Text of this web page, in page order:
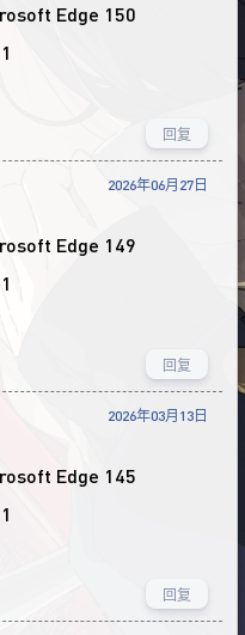
Edge 150
回复
2026年06月27日
Edge 149
回复
2026年03月13日
Edge 145
回复